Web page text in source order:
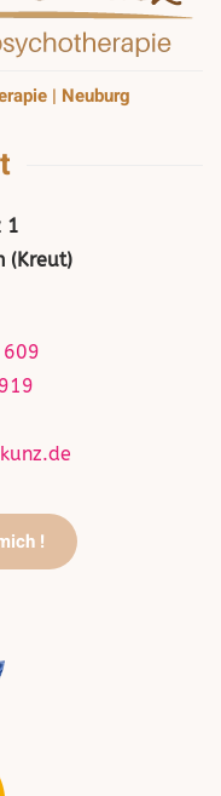
| Neuburg
1
(Kreut)
!